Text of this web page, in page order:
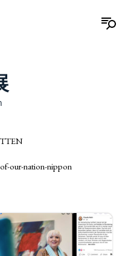
of-our-nation-nippon